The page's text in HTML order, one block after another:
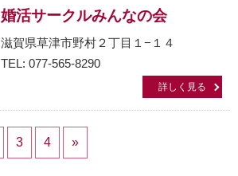
婚活サークルみんなの会
滋賀県草津市野村２丁目１−１４
TEL: 077-565-8290
詳しく見る
3 4 »